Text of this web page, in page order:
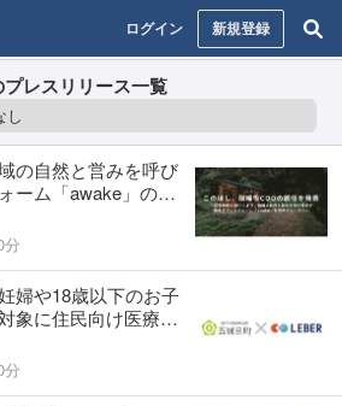
ログイン 新規登録
レスリリース一覧
の自然と営みを呼び
ーム「awake」の事
ファンディング・プ
創事業などを手掛け
に就任
分
婦や18歳以下のお子
象に住民向け医療相
クター」の提供を開
分